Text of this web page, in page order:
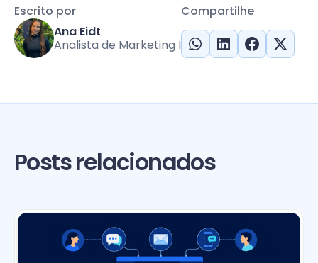
Compartilhe
Escrito por
Ana Eidt
Analista de Marketing I
Posts relacionados